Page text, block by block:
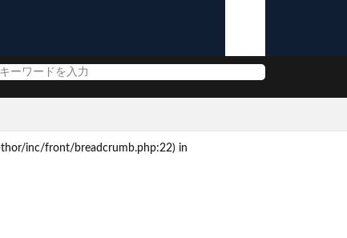
inc/front/breadcrumb.php:22) in